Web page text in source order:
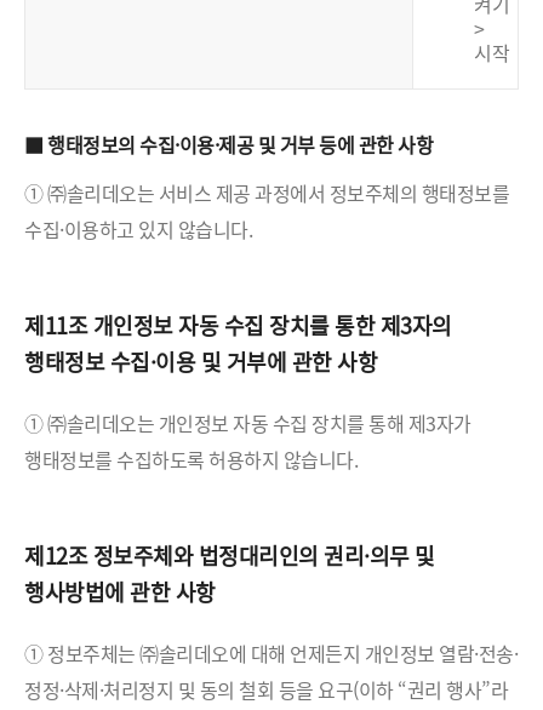
>
시작
■ 행태정보의 수집·이용·제공 및 거부 등에 관한 사항
① ㈜솔리데오는 서비스 제공 과정에서 정보주체의 행태정보를
수집·이용하고 있지 않습니다.
제11조 개인정보 자동 수집 장치를 통한 제3자의
행태정보 수집·이용 및 거부에 관한 사항
① ㈜솔리데오는 개인정보 자동 수집 장치를 통해 제3자가
행태정보를 수집하도록 허용하지 않습니다.
제12조 정보주체와 법정대리인의 권리·의무 및
행사방법에 관한 사항
① 정보주체는 ㈜솔리데오에 대해 언제든지 개인정보 열람·전송·
정정·삭제·처리정지 및 동의 철회 등을 요구(이하 “권리 행사”라